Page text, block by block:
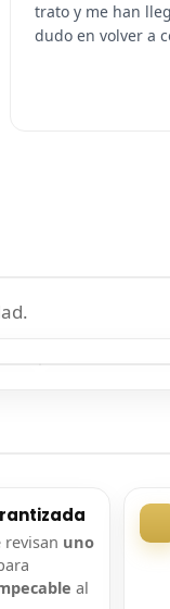
trato y me han
dudo en volver a
uno
al